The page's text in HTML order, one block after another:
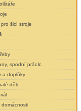
šicí stroje
spodní prádlo
a doplňky
děti
domácnosti